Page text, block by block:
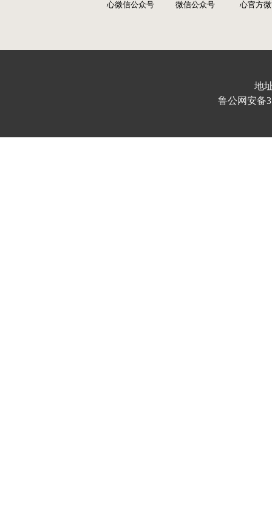
心微信公众号
微信公众号
心官方
地
鲁公网安备